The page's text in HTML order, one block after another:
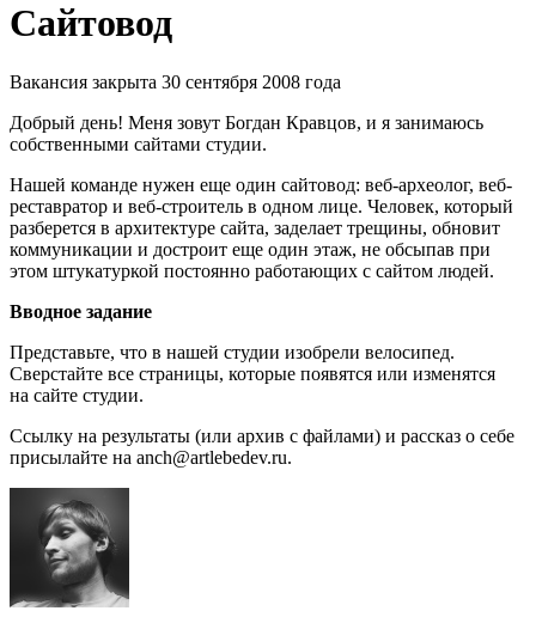
Сайтовод
Вакансия закрыта 30 сентября 2008 года
Добрый день! Меня зовут Богдан Кравцов, и я занимаюсь
собственными сайтами студии.
Нашей команде нужен еще один сайтовод: веб-археолог, веб-
реставратор и веб-строитель в одном лице. Человек, который
разберется в архитектуре сайта, заделает трещины, обновит
коммуникации и достроит еще один этаж, не обсыпав при
этом штукатуркой постоянно работающих с сайтом людей.
Вводное задание
Представьте, что в нашей студии изобрели велосипед.
Сверстайте все страницы, которые появятся или изменятся
на сайте студии.
Ссылку на результаты (или архив с файлами) и рассказ о себе
присылайте на anch@artlebedev.ru.